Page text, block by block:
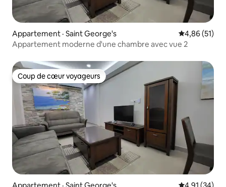
Appartement · Saint George's Note
4,86 (51)
Appartement moderne d'une chambre avec vue 2
Coup de cœur voyageurs
Coup de cœur voyageurs